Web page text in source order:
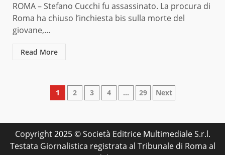
ROMA – Stefano Cucchi fu assassinato. La procura di
Roma ha chiuso l’inchiesta bis sulla morte del
giovane,...
Read More
Paginazione
articoli
1 2 3 4 … 29 Next
Copyright 2025 © Società Editrice Multimediale S.r.l.
Testata Giornalistica registrata al Tribunale di Roma al